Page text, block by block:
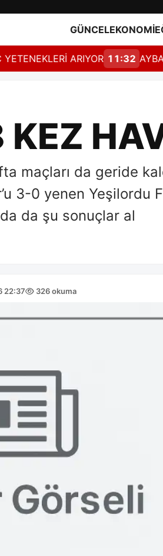
GÜNCELEKONOMİ
ARIYOR 11:32
KEZ
maçları da geride
3-0 yenen Yeşilordu
da şu sonuçlar al
22:37 326 okuma